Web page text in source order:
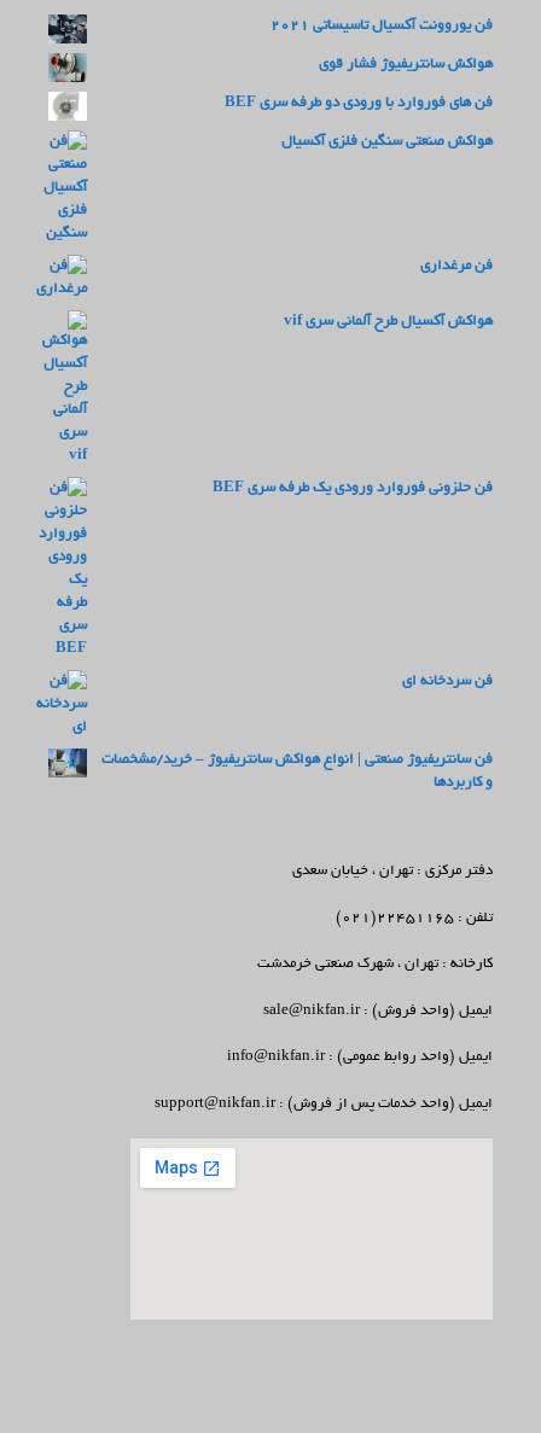
فن یوروونت آکسیال تاسیساتی 2021
هواکش سانتریفیوژ فشار قوی
فن های فوروارد با ورودی دو طرفه سری BEF
هواکش صنعتی سنگین فلزی آکسیال
فن مرغداری
هواکش آکسیال طرح آلمانی سری vif
فن حلزونی فوروارد ورودی یک طرفه سری BEF
فن سردخانه ای
فن سانتریفیوژ صنعتی | انواع هواکش سانتریفیوژ – خرید/مشخصات
و کاربردها
دفتر مرکزی : تهران ، خیابان سعدی
تلفن : 22451165(021)
کارخانه : تهران ، شهرک صنعتی خرمدشت
ایمیل (واحد فروش) : sale@nikfan.ir
ایمیل (واحد روابط عمومی) : info@nikfan.ir
ایمیل (واحد خدمات پس از فروش) : support@nikfan.ir